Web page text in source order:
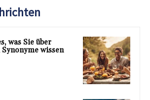
was Sie über
wissen